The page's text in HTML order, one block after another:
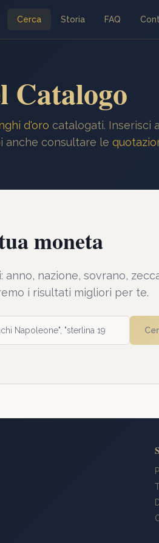
Cerca Storia FAQ
Catalogo
d'oro catalogati. Inserisci
anche consultare le
moneta
nazione, sovrano,
i risultati migliori per te.